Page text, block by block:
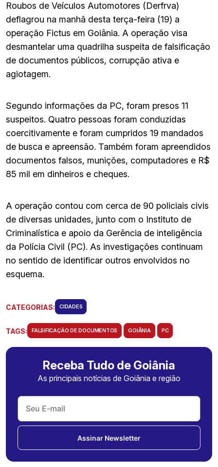
Roubos de Veículos Automotores (Derfrva)
deflagrou na manhã desta terça-feira (19) a
operação Fictus em Goiânia. A operação visa
desmantelar uma quadrilha suspeita de falsificação
de documentos públicos, corrupção ativa e
agiotagem.
Segundo informações da PC, foram presos 11
suspeitos. Quatro pessoas foram conduzidas
coercitivamente e foram cumpridos 19 mandados
de busca e apreensão. Também foram apreendidos
documentos falsos, munições, computadores e R$
85 mil em dinheiros e cheques.
A operação contou com cerca de 90 policiais civis
de diversas unidades, junto com o Instituto de
Criminalística e apoio da Gerência de inteligência
da Polícia Civil (PC). As investigações continuam
no sentido de identificar outros envolvidos no
esquema.
CATEGORIAS: CIDADES
TAGS: FALSIFICAÇÃO DE DOCUMENTOS GOIÂNIA PC
Receba Tudo de Goiânia
As principais notícias de Goiânia e região
Assinar Newsletter